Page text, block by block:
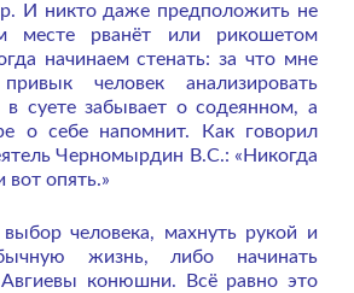
И никто даже предположить не
месте рванёт или рикошетом
начинаем стенать: за что мне
человек анализировать
суете забывает о содеянном, а
о себе напомнит. Как говорил
Черномырдин В.С.: «Никогда
вот опять.»
человека, махнуть рукой и
жизнь, либо начинать
Авгиевы конюшни. Всё равно это